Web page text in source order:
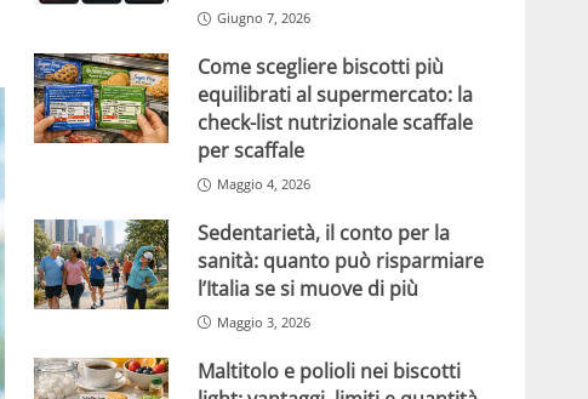
Giugno 7, 2026
Come scegliere biscotti più
equilibrati al supermercato: la
check-list nutrizionale scaffale
per scaffale
Maggio 4, 2026
Sedentarietà, il conto per la
sanità: quanto può risparmiare
l’Italia se si muove di più
Maggio 3, 2026
Maltitolo e polioli nei biscotti